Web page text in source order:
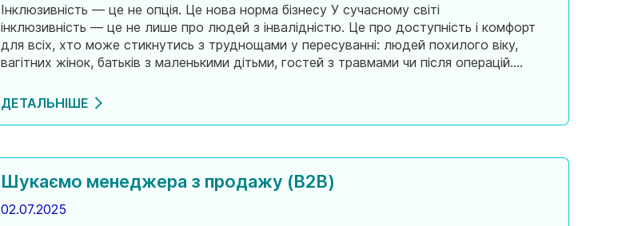
Інклюзивність — це не опція. Це нова норма бізнесу У сучасному світі
інклюзивність — це не лише про людей з інвалідністю. Це про доступність і комфорт
для всіх, хто може стикнутись з труднощами у пересуванні: людей похилого віку,
вагітних жінок, батьків з маленькими дітьми, гостей з травмами чи після операцій.
ДЕТАЛЬНІШЕ
Шукаємо менеджера з продажу (B2B)
02.07.2025